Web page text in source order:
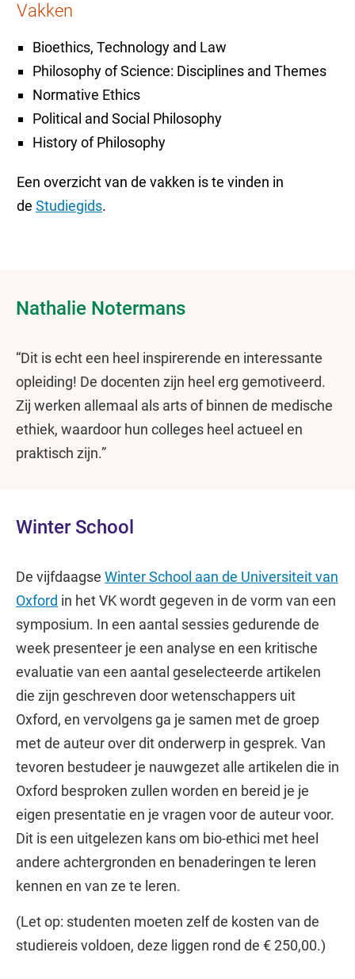
Vakken
Bioethics, Technology and Law
Philosophy of Science: Disciplines and Themes
Normative Ethics
Political and Social Philosophy
History of Philosophy
Een overzicht van de vakken is te vinden in
de Studiegids.
Nathalie Notermans
“Dit is echt een heel inspirerende en interessante
opleiding! De docenten zijn heel erg gemotiveerd.
Zij werken allemaal als arts of binnen de medische
ethiek, waardoor hun colleges heel actueel en
praktisch zijn.”
Winter School
De vijfdaagse Winter School aan de Universiteit van
Oxford in het VK wordt gegeven in de vorm van een
symposium. In een aantal sessies gedurende de
week presenteer je een analyse en een kritische
evaluatie van een aantal geselecteerde artikelen
die zijn geschreven door wetenschappers uit
Oxford, en vervolgens ga je samen met de groep
met de auteur over dit onderwerp in gesprek. Van
tevoren bestudeer je nauwgezet alle artikelen die in
Oxford besproken zullen worden en bereid je je
eigen presentatie en je vragen voor de auteur voor.
Dit is een uitgelezen kans om bio-ethici met heel
andere achtergronden en benaderingen te leren
kennen en van ze te leren.
(Let op: studenten moeten zelf de kosten van de
studiereis voldoen, deze liggen rond de € 250,00.)